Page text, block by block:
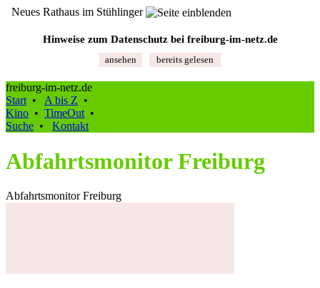
Neues Rathaus im Stühlinger
Hinweise zum Datenschutz bei freiburg‑im‑netz.de
ansehen bereits gelesen
freiburg-im-netz.de
Start • A bis Z •
Kino • TimeOut •
Suche • Kontakt
Abfahrtsmonitor Freiburg
Abfahrtsmonitor Freiburg